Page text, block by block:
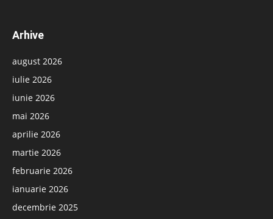
Arhive
august 2026
iulie 2026
iunie 2026
mai 2026
aprilie 2026
martie 2026
februarie 2026
ianuarie 2026
decembrie 2025